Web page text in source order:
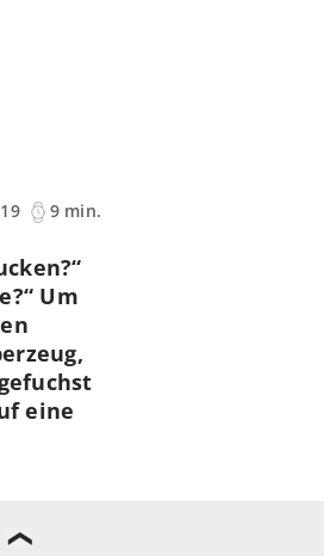
9 min.
Um
eine